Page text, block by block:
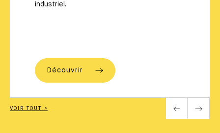
industriel.
Découvrir
VOIR TOUT >